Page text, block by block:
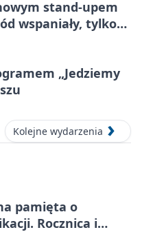
stand-upem
wspaniały, tylko
„Jedziemy
Kolejne wydarzenia
pamięta o
Rocznica i